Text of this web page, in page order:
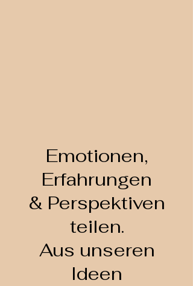
Emotionen,
Erfahrungen
& Perspektiven
teilen.
Aus unseren
Ideen